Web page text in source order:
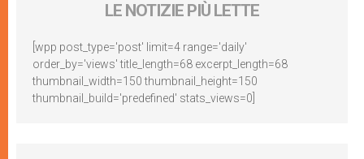
LE NOTIZIE PIÙ LETTE
[wpp post_type='post' limit=4 range='daily'
order_by='views' title_length=68 excerpt_length=68
thumbnail_width=150 thumbnail_height=150
thumbnail_build='predefined' stats_views=0]